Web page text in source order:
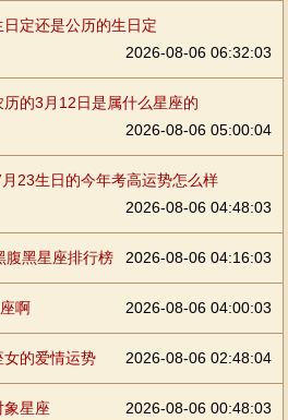
定还是公历的生日定
2026-08-06 06:32:03
的3月12日是属什么星座的
2026-08-06 05:00:04
23生日的今年考高运势怎么样
2026-08-06 04:48:03
腹黑星座排行榜 2026-08-06 04:16:03
啊 2026-08-06 04:00:03
的爱情运势 2026-08-06 02:48:04
象星座 2026-08-06 00:48:03